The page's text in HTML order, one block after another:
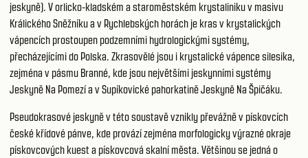
jeskyně). V orlicko-kladském a staroměstském krystaliniku v masivu
Králického Sněžníku a v Rychlebských horách je kras v krystalických
vápencích prostoupen podzemními hydrologickými systémy,
přecházejícími do Polska. Zkrasovělé jsou i krystalické vápence silesika,
zejména v pásmu Branné, kde jsou největšími jeskynními systémy
Jeskyně Na Pomezí a v Supíkovické pahorkatině Jeskyně Na Špičáku.
Pseudokrasové jeskyně v této soustavě vznikly převážně v pískovcích
české křídové pánve, kde provází zejména morfologicky výrazné okraje
pískovcových kuest a pískovcová skalní města. Většinou se jedná o